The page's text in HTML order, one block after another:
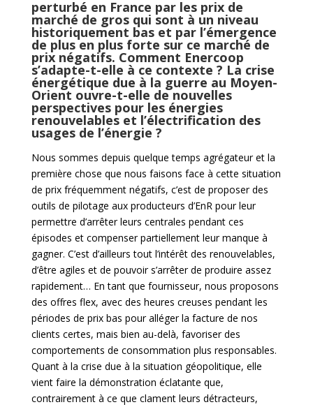
perturbé en France par les prix de
marché de gros qui sont à un niveau
historiquement bas et par l’émergence
de plus en plus forte sur ce marché de
prix négatifs. Comment Enercoop
s’adapte-t-elle à ce contexte ? La crise
énergétique due à la guerre au Moyen-
Orient ouvre-t-elle de nouvelles
perspectives pour les énergies
renouvelables et l’électrification des
usages de l’énergie ?
Nous sommes depuis quelque temps agrégateur et la
première chose que nous faisons face à cette situation
de prix fréquemment négatifs, c’est de proposer des
outils de pilotage aux producteurs d’EnR pour leur
permettre d’arrêter leurs centrales pendant ces
épisodes et compenser partiellement leur manque à
gagner. C’est d’ailleurs tout l’intérêt des renouvelables,
d’être agiles et de pouvoir s’arrêter de produire assez
rapidement… En tant que fournisseur, nous proposons
des offres flex, avec des heures creuses pendant les
périodes de prix bas pour alléger la facture de nos
clients certes, mais bien au-delà, favoriser des
comportements de consommation plus responsables.
Quant à la crise due à la situation géopolitique, elle
vient faire la démonstration éclatante que,
contrairement à ce que clament leurs détracteurs,